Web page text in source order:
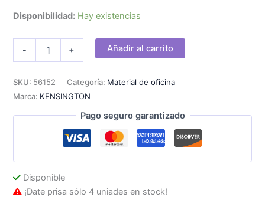
Disponibilidad: Hay existencias
-
Kensington
45x35cm
cantidad
+ Añadir al carrito
SKU: 56152 Categoría: Material de oficina
Marca: KENSINGTON
Pago seguro garantizado
Disponible
¡Date prisa sólo 4 uniades en stock!